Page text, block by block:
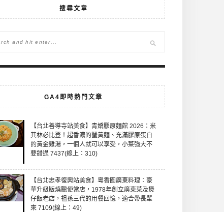
搜尋文章
GA4即時熱門文章
【台北善導寺站美食】青嬌膠原麵館 2026：米
其林必比登！超香濃的蟹黃麵、充滿膠原蛋白
的黃金雞湯，一個人就可以享受，小菜強大不
要錯過 7437(線上：310)
【台北忠孝復興站美食】粵香園廣東料理：豪
華升級版燒臘便當店，1978年創立廣東菜及煲
仔飯老店，祖孫三代的用餐回憶，適合帶長輩
來 7109(線上：49)